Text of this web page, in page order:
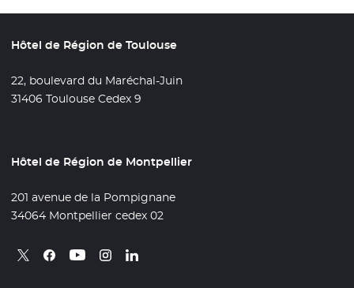
Hôtel de Région de Toulouse
22, boulevard du Maréchal-Juin
31406 Toulouse Cedex 9
Hôtel de Région de Montpellier
201 avenue de la Pompignane
34064 Montpellier cedex 02
Retrouvez nous sur X
- Nouvelle fenêtre
Retrouvez nous sur Facebook
- Nouvelle fenêtre
Retrouvez nous sur Youtube
- Nouvelle fenêtre
Retrouvez nous sur Instagram
- Nouvelle fenêtre
Retrouvez nous sur Linkedin
- Nouvelle fenêtre